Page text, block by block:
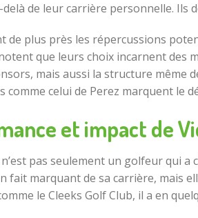
de leur carrière personnelle. Ils
de plus près les répercussions
que leurs choix incarnent des
mais aussi la structure même
comme celui de Perez marquent le
et impact de
pas seulement un golfeur qui
fait marquant de sa carrière, mais
le Cleeks Golf Club, il a en